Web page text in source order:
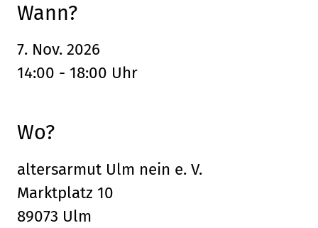
Wann?
7. Nov. 2026
14:00 - 18:00 Uhr
Wo?
altersarmut Ulm nein e. V.
Marktplatz 10
89073 Ulm